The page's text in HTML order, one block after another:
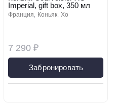
7 290 ₽
Imperial, gift box, 350 мл
франция коньяк xo
Забронировать